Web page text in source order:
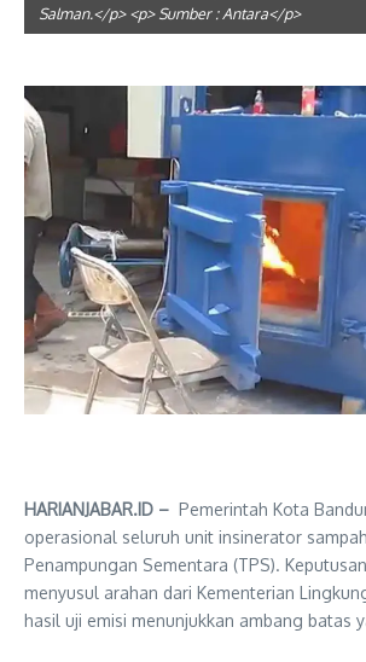
Salman.</p> <p> Sumber : Antara</p>
HARIANJABAR.ID – Pemerintah Kota
operasional seluruh unit insinerator
Penampungan Sementara (TPS).
menyusul arahan dari Kementerian
hasil uji emisi menunjukkan ambang batas